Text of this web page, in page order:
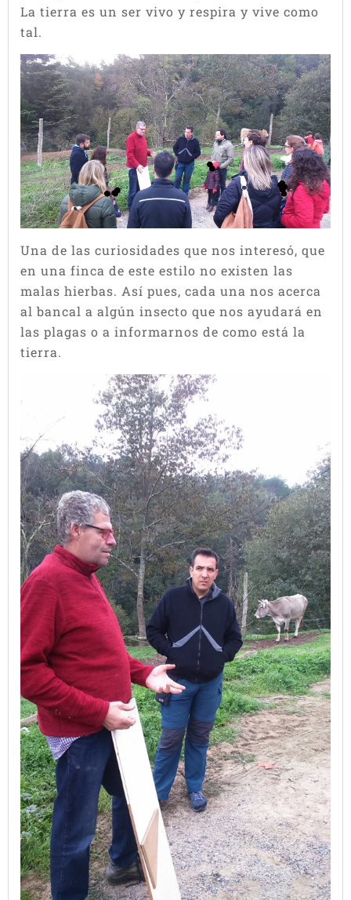
La tierra es un ser vivo y respira y vive como
tal.
Una de las curiosidades que nos interesó, que
en una finca de este estilo no existen las
malas hierbas. Así pues, cada una nos acerca
al bancal a algún insecto que nos ayudará en
las plagas o a informarnos de como está la
tierra.